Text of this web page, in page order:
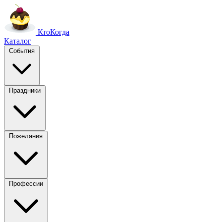
КтоКогда
Каталог
События
Праздники
Пожелания
Профессии